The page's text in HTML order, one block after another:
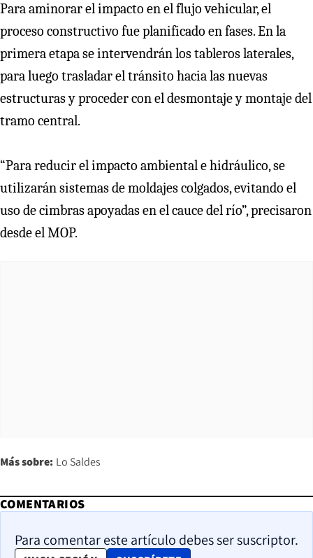
Para aminorar el impacto en el flujo vehicular, el
proceso constructivo fue planificado en fases. En la
primera etapa se intervendrán los tableros laterales,
para luego trasladar el tránsito hacia las nuevas
estructuras y proceder con el desmontaje y montaje del
tramo central.
“Para reducir el impacto ambiental e hidráulico, se
utilizarán sistemas de moldajes colgados, evitando el
uso de cimbras apoyadas en el cauce del río”, precisaron
desde el MOP.
Más sobre: Lo Saldes
COMENTARIOS
Para comentar este artículo debes ser suscriptor.